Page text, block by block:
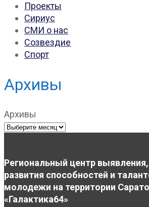
Проекты
Сириус
СМИ о нас
Созвездие
Спорт
Архивы
Архивы
Региональный центр
развития способностей и
молодежи на территории
«Галактика64»